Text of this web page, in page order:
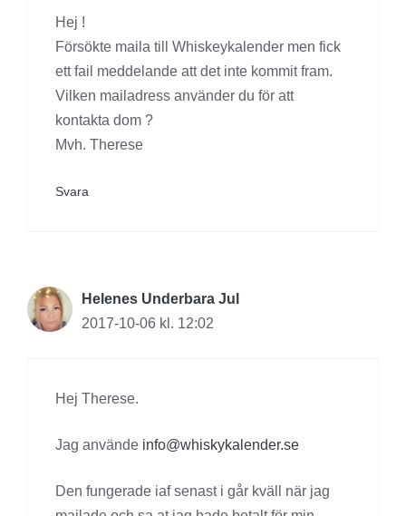
Hej !
Försökte maila till Whiskeykalender men fick
ett fail meddelande att det inte kommit fram.
Vilken mailadress använder du för att
kontakta dom ?
Mvh. Therese
Svara
Helenes Underbara Jul
2017-10-06 kl. 12:02
Hej Therese.
Jag använde info@whiskykalender.se
Den fungerade iaf senast i går kväll när jag